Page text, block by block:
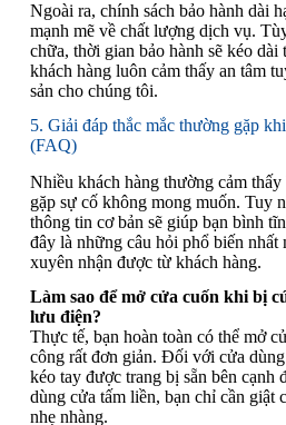
Ngoài ra, chính sách bảo hành dài
mạnh mẽ về chất lượng dịch vụ.
chữa, thời gian bảo hành sẽ kéo
khách hàng luôn cảm thấy an tâm
sản cho chúng tôi.
5. Giải đáp thắc mắc thường gặp
(FAQ)
Nhiều khách hàng thường cảm
gặp sự cố không mong muốn. Tuy
thông tin cơ bản sẽ giúp bạn bình
đây là những câu hỏi phổ biến nhất
xuyên nhận được từ khách hàng.
Làm sao để mở cửa cuốn khi bị
lưu điện?
Thực tế, bạn hoàn toàn có thể mở
công rất đơn giản. Đối với cửa
kéo tay được trang bị sẵn bên cạnh
dùng cửa tấm liền, bạn chỉ cần giật
nhẹ nhàng.